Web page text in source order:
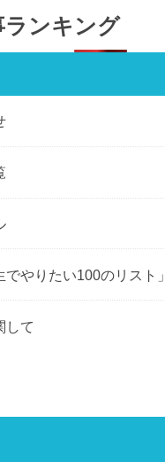
ランキング
でやりたい100のリスト」
して